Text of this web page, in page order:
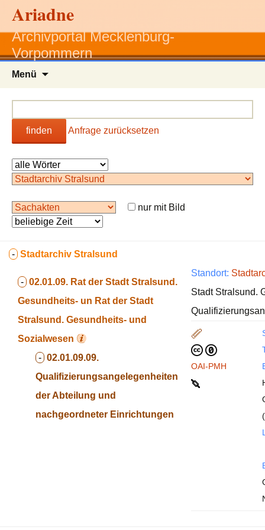
Ariadne
Archivportal Mecklenburg-
Vorpommern
Menü
finden Anfrage zurücksetzen
nur mit Bild
- Stadtarchiv Stralsund
- 02.01.09. Rat der Stadt Stralsund.
Gesundheits- un Rat der Stadt
Stralsund. Gesundheits- und
Sozialwesen
- 02.01.09.09.
Qualifizierungsangelegenheiten
der Abteilung und
nachgeordneter Einrichtungen
Standort:
Stadt Stralsund.
OAI-PMH